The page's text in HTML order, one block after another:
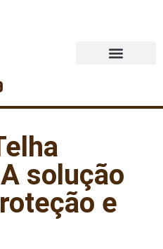
solução
e